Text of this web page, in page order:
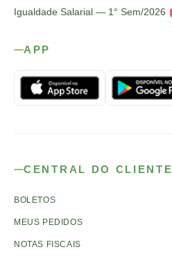
Igualdade Salarial — 1° Sem/2026
APP
CENTRAL DO CLIENTE
BOLETOS
MEUS PEDIDOS
NOTAS FISCAIS